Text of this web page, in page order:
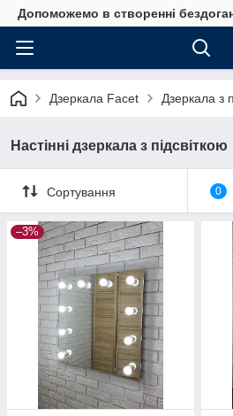
Допоможемо в створенні
Дзеркала Facet Дзеркала з
Настінні дзеркала з підсвіткою
Сортування 0
–3%